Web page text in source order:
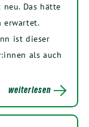
Das hätte
erwartet.
ist dieser
als auch
weiterlesen